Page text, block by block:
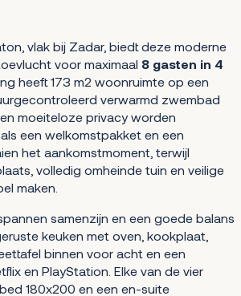
vlak bij Zadar, biedt deze moderne
voor maximaal 8 gasten in 4
heeft 173 m2 woonruimte op een
verwarmd zwembad
moeiteloze privacy worden
een welkomstpakket en een
het aankomstmoment, terwijl
volledig omheinde tuin en veilige
maken.
samenzijn en een goede balans
keuken met oven, kookplaat,
binnen voor acht en een
en PlayStation. Elke van de vier
180x200 en een en-suite